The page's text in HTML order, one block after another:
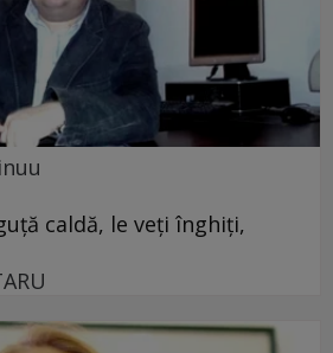
caldă, le veţi înghiţi,